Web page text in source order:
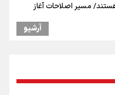
مسیر اصلاحات آغاز
دو میلیون و ۱۷۰ هزار تردد در مرزهای شلمچه و چذابه
مسابقات پاکستان است نه
آرشیو